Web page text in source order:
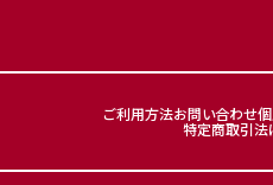
ご利用方法お問い合わせ
特定商取引法